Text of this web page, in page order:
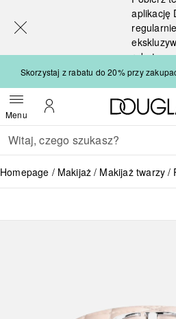
aplikację
rabaty
Skorzystaj z rabatu do 20% przy
MenuOtwórz menuMoje konto
Wracać
Wykonaj wyszukiwanie
Homepage Makijaż Makijaż twarzy
[navigation.slideout.screenreader]